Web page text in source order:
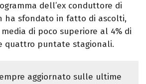
dell’ex conduttore di
ha sfondato in fatto di ascolti,
di poco superiore al 4% di
quattro puntate stagionali.
aggiornato sulle ultime